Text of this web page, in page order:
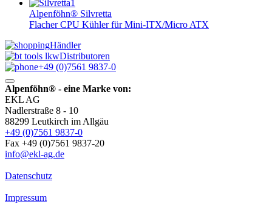
Alpenföhn® Silvretta
Flacher CPU Kühler für Mini-ITX/Micro ATX
Händler
Distributoren
+49 (0)7561 9837-0
Alpenföhn® - eine Marke von:
EKL AG
Nadlerstraße 8 - 10
88299 Leutkirch im Allgäu
+49 (0)7561 9837-0
Fax +49 (0)7561 9837-20
info@ekl-ag.de
Datenschutz
Impressum